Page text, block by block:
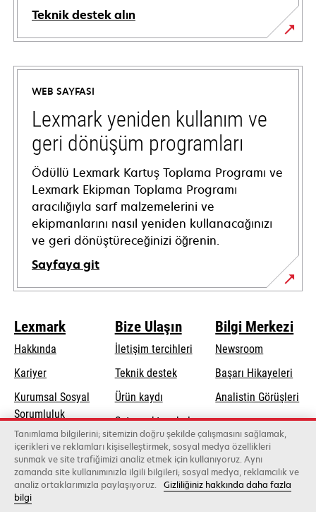
Teknik destek alın
opens
in
new
tab
WEB SAYFASI
Lexmark yeniden kullanım ve
geri dönüşüm programları
Ödüllü Lexmark Kartuş Toplama Programı ve
Lexmark Ekipman Toplama Programı
aracılığıyla sarf malzemelerini ve
ekipmanlarını nasıl yeniden kullanacağınızı
ve geri dönüştüreceğinizi öğrenin.
Sayfaya git
Lexmark
Hakkında
Kariyer
Kurumsal Sosyal
Sorumlulukopens
in
a
new
tab
Sürdürülebilirlik
Bize Ulaşın
İletişim tercihleri
Teknik destekopens
new
tab
Ürün kaydı
Satış noktası bul
Toptancıların
listesi
Bilgi Merkezi
Newsroom
Başarı Hikayeleri
Analistin Görüşleri
Tanımlama bilgilerini; sitemizin doğru şekilde çalışmasını sağlamak,
içerikleri ve reklamları kişiselleştirmek, sosyal medya özellikleri
sunmak ve site trafiğimizi analiz etmek için kullanıyoruz. Aynı
zamanda site kullanımınızla ilgili bilgileri; sosyal medya, reklamcılık ve
analiz ortaklarımızla paylaşıyoruz. Gizliliğiniz hakkında daha fazla
bilgi